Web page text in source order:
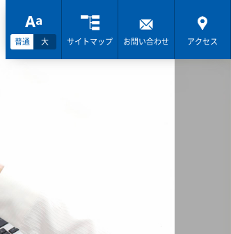
普通 大 サイトマップ お問い合わせ アクセス